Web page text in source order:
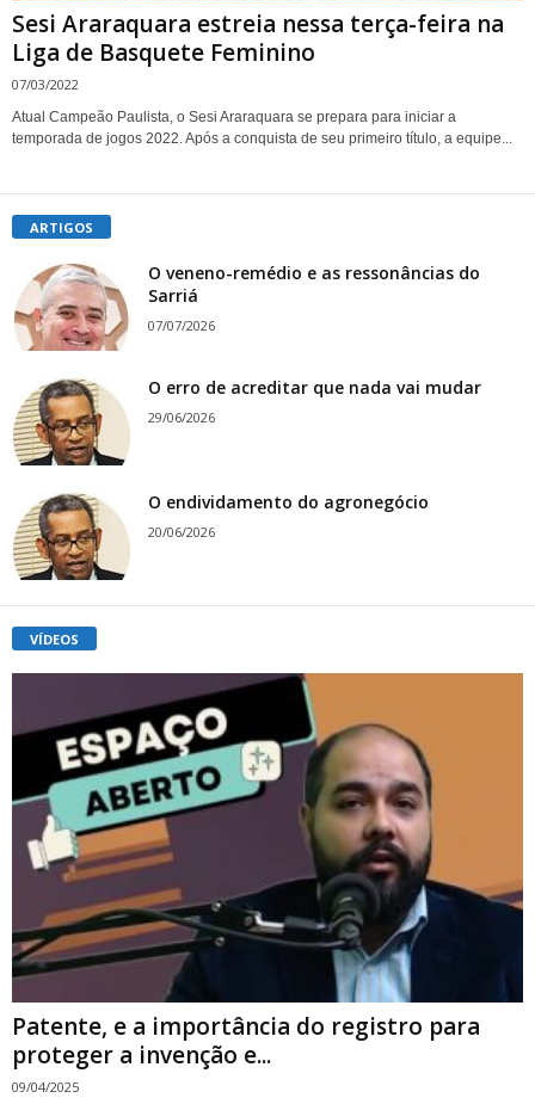
Sesi Araraquara estreia nessa terça-feira na
Liga de Basquete Feminino
07/03/2022
Atual Campeão Paulista, o Sesi Araraquara se prepara para iniciar a
temporada de jogos 2022. Após a conquista de seu primeiro título, a equipe...
ARTIGOS
O veneno-remédio e as ressonâncias do
Sarriá
07/07/2026
O erro de acreditar que nada vai mudar
29/06/2026
O endividamento do agronegócio
20/06/2026
VÍDEOS
Patente, e a importância do registro para
proteger a invenção e...
09/04/2025